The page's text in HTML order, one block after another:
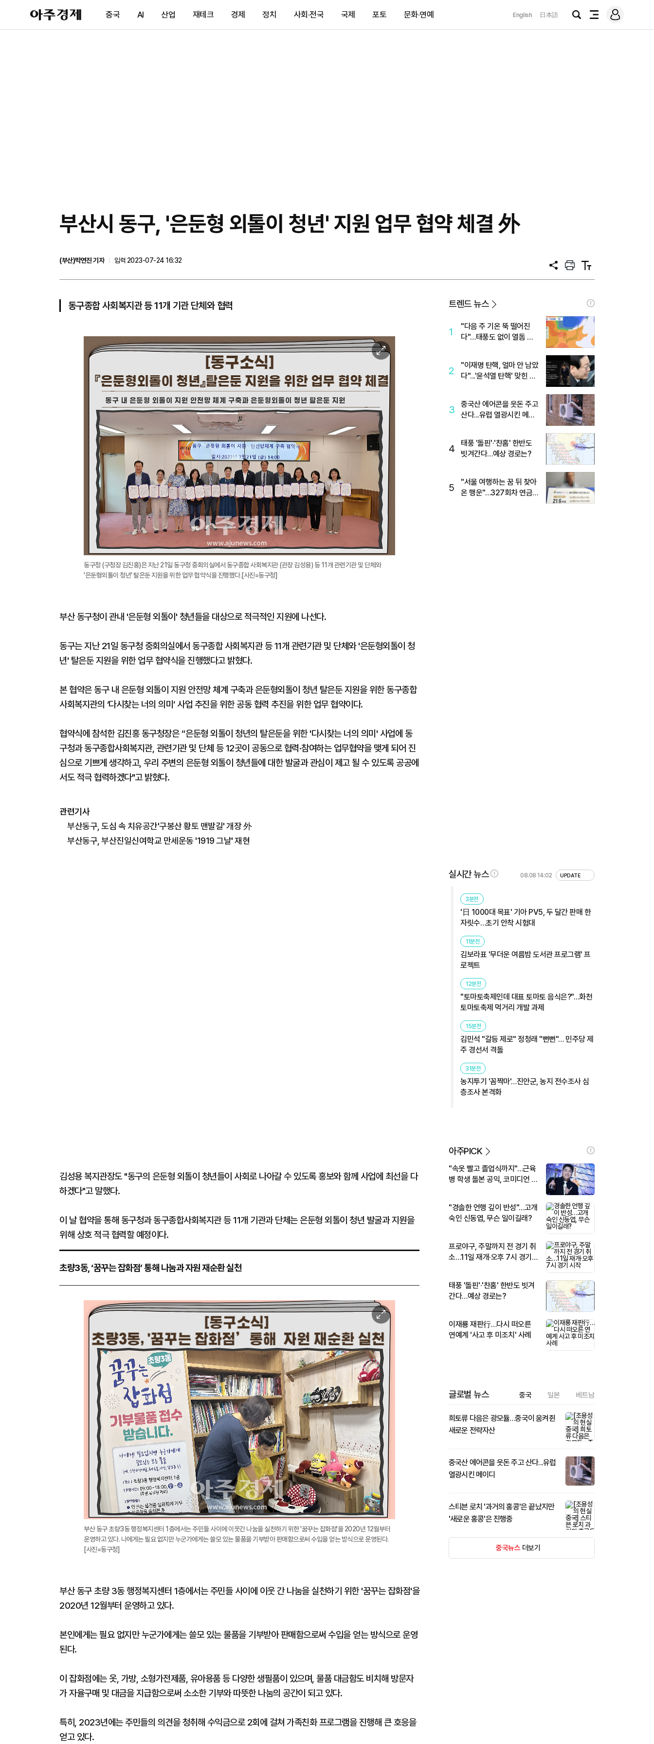
아
주
제
중국 AI 산업 재테크 경제 정치 사회·전국 국제 포토 문화·연예 English 日本語
검
전
메
그
부산시 동구, '은둔형 외톨이 청년' 지원 업무 협약 체결 外
(부산)박연진 기자
입력 2023-07-24 16:32
공
프
트
텍
트
동구종합 사회복지관 등 11개 기관 단체와 협력
이
미
지
확
대
동구청 (구청장 김진홍)은 지난 21일 동구청 중회의실에서 동구종합 사회복지관 (관장 김성용) 등 11개 관련기관 및 단체와
'은둔형외톨이 청년' 탈은둔 지원을 위한 업무 협약식을 진행했다.[사진=동구청]
부산 동구청이 관내 '은둔형 외톨이' 청년들을 대상으로 적극적인 지원에 나선다.
동구는 지난 21일 동구청 중회의실에서 동구종합 사회복지관 등 11개 관련기관 및 단체와 '은둔형외톨이 청
년' 탈은둔 지원을 위한 업무 협약식을 진행했다고 밝혔다.
본 협약은 동구 내 은둔형 외톨이 지원 안전망 체계 구축과 은둔형외톨이 청년 탈은둔 지원을 위한 동구종합
사회복지관의 ‘다시찾는 너의 의미’ 사업 추진을 위한 공동 협력 추진을 위한 업무 협약이다.
협약식에 참석한 김진홍 동구청장은 “은둔형 외톨이 청년의 탈은둔을 위한 '다시찾는 너의 의미' 사업에 동
구청과 동구종합사회복지관, 관련기관 및 단체 등 12곳이 공동으로 협력·참여하는 업무협약을 맺게 되어 진
심으로 기쁘게 생각하고, 우리 주변의 은둔형 외톨이 청년들에 대한 발굴과 관심이 제고 될 수 있도록 공공에
서도 적극 협력하겠다"고 밝혔다.
관련기사
부산동구, 도심 속 치유공간'구봉산 황토 맨발길' 개장 外
부산동구, 부산진일신여학교 만세운동 '1919 그날' 재현
김성용 복지관장도 "동구의 은둔형 외톨이 청년들이 사회로 나아갈 수 있도록 홍보와 함께 사업에 최선을 다
하겠다"고 말했다.
이 날 협약을 통해 동구청과 동구종합사회복지관 등 11개 기관과 단체는 은둔형 외톨이 청년 발굴과 지원을
위해 상호 적극 협력할 예정이다.
초량3동, ‘꿈꾸는 잡화점’ 통해 나눔과 자원 재순환 실천
이
미
지
확
대
부산 동구 초량3동 행정복지센터 1층에서는 주민들 사이에 이웃간 나눔을 실천하기 위한 '꿈꾸는 잡화점'을 2020년 12월부터
운영하고 있다. 나에게는 필요 없지만 누군가에게는 쓸모 있는 물품을 기부받아 판매함으로써 수입을 얻는 방식으로 운영된다.
[사진=동구청]
부산 동구 초량 3동 행정복지센터 1층에서는 주민들 사이에 이웃 간 나눔을 실천하기 위한 '꿈꾸는 잡화점'을
2020년 12월부터 운영하고 있다.
본인에게는 필요 없지만 누군가에게는 쓸모 있는 물품을 기부받아 판매함으로써 수입을 얻는 방식으로 운영
된다.
이 잡화점에는 옷, 가방, 소형가전제품, 유아용품 등 다양한 생필품이 있으며, 물품 대금함도 비치해 방문자
가 자율구매 및 대금을 지급함으로써 소소한 기부와 따뜻한 나눔의 공간이 되고 있다.
특히, 2023년에는 주민들의 의견을 청취해 수익금으로 2회에 걸쳐 가족친화 프로그램을 진행해 큰 호응을
얻고 있다.
트렌드 뉴스
1
"다음 주 기온 뚝 떨어진
다"…태풍도 없이 열돔 박
2
"이재명 탄핵, 얼마 안 남았
다"...'윤석열 탄핵' 맞힌 무
3
중국산 에어콘을 웃돈 주고
산다...유럽 열광시킨 메이
4
태풍 '돌핀'·'찬홈' 한반도
빗겨간다…예상 경로는?
5
"서울 여행하는 꿈 뒤 찾아
온 행운"…327회차 연금
실시간 뉴스 08.08 14:02 UPDATE
3분전
'日 1000대 목표' 기아 PV5, 두 달간 판매 한
자릿수…초기 안착 시험대
11분전
김보라표 '무더운 여름밤 도서관 프로그램' 프
로젝트
12분전
"토마토축제인데 대표 토마토 음식은?"…화천
토마토축제 먹거리 개발 과제
15분전
김민석 "갈등 제로" 정청래 "뻔뻔"… 민주당 제
주 경선서 격돌
31분전
농지투기 '꼼짝마'…진안군, 농지 전수조사 심
층조사 본격화
아주PICK
"속옷 빨고 졸업식까지"…근육
병 학생 돌본 공익, 코미디언 김
"경솔한 언행 깊이 반성"…고개
숙인 신동엽, 무슨 일이길래?
프로야구, 주말까지 전 경기 취
소…11일 재개·오후 7시 경기
태풍 '돌핀'·'찬홈' 한반도 빗겨
간다…예상 경로는?
이재룡 재판行…다시 떠오른
연예계 '사고 후 미조치' 사례
글로벌 뉴스 중국 일본 베트남
희토류 다음은 광모듈…중국이 움켜쥔
새로운 전략자산
중국산 에어콘을 웃돈 주고 산다...유럽
열광시킨 메이디
스티븐 로치 '과거의 홍콩'은 끝났지만
'새로운 홍콩'은 진행중
중국뉴스더보기